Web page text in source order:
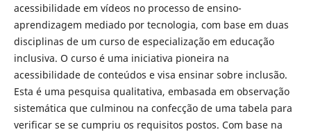
acessibilidade em vídeos no processo de ensino-
aprendizagem mediado por tecnologia, com base em duas
disciplinas de um curso de especialização em educação
inclusiva. O curso é uma iniciativa pioneira na
acessibilidade de conteúdos e visa ensinar sobre inclusão.
Esta é uma pesquisa qualitativa, embasada em observação
sistemática que culminou na confecção de uma tabela para
verificar se se cumpriu os requisitos postos. Com base na